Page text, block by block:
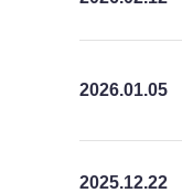
2026.01.05
2025.12.22